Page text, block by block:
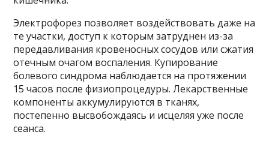
Электрофорез позволяет воздействовать даже на
те участки, доступ к которым затруднен из-за
передавливания кровеносных сосудов или сжатия
отечным очагом воспаления. Купирование
болевого синдрома наблюдается на протяжении
15 часов после физиопроцедуры. Лекарственные
компоненты аккумулируются в тканях,
постепенно высвобождаясь и исцеляя уже после
сеанса.